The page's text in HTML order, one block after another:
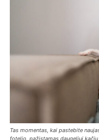
Tas momentas, kai pastebite
fotelio, pažįstamas daugeliui